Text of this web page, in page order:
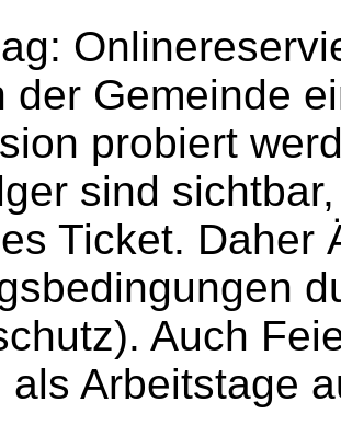
der Gemeinde
probiert
sind
Ticket. Daher
Auch
als Arbeitstage